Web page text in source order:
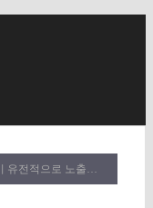
질병과 귀 형상 속에 숨은 비밀